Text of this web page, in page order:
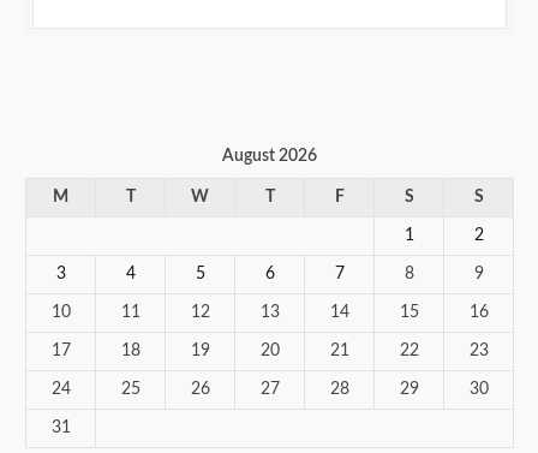
August 2026
M T W T F S S
1 2
3 4 5 6 7 8 9
10 11 12 13 14 15 16
17 18 19 20 21 22 23
24 25 26 27 28 29 30
31